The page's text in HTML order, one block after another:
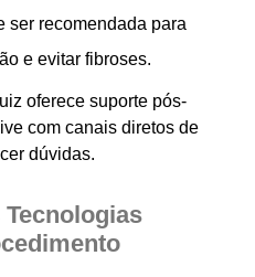
ser recomendada para
e evitar fibroses.
oferece suporte pós-
com canais diretos de
dúvidas.